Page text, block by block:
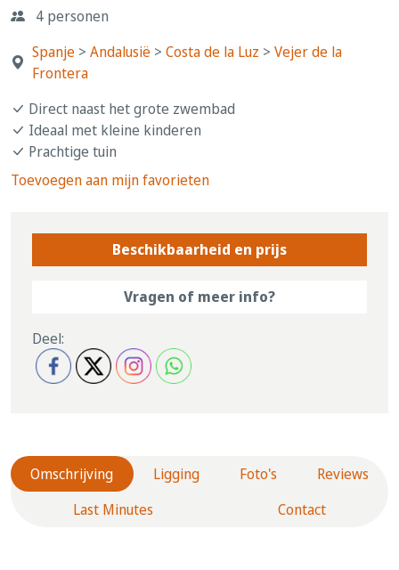
4 personen
Spanje > Andalusië > Costa de la Luz > Vejer de la
Frontera
Direct naast het grote zwembad
Ideaal met kleine kinderen
Prachtige tuin
Toevoegen aan mijn favorieten
Beschikbaarheid en prijs
Vragen of meer info?
Deel:
Omschrijving Ligging Foto's
Reviews
Last Minutes
Contact